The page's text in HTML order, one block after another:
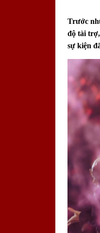
Trước
độ tài
sự kiện